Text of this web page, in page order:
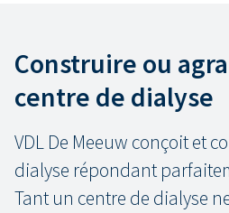
Construire ou
centre de dialyse
VDL De Meeuw conçoit et
dialyse répondant
Tant un centre de dialyse